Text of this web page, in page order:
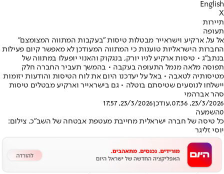
English
X
תיירות
תעופה
אל על, ארקיע וישראייר מבטלות טיסות "בעקבות המתווה המצומצם"
החברות הישראליות טוענות כי המתווה המעודכן לא מאפשר קיום פעילות
בנתב"ג • טיסות ארקיע לניו יורק, בנגקוק והאנוי יופעלו במתווה של
תפוסה מלאה מנמל התעופה בעקבה • בהמשך תעביר החברה חלק
מטיסותיה לטאבה • באל על יעדכנו היום את לוח הטיסות והודעות יזומות
יישלחו לנוסעים שטיסתם בוטלה • גם בישראייר וארקיע מבטלים טיסות
סהר אברהמי
23/3/2026, 07:36
,עודכן23/3/2026, 17:57
0השמעה
כל טיסה של חברה ישראלית מחייבת מעטפת אבטחה של השב"כ. צילום:
יוסי זליגר